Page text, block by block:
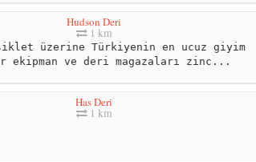
Hudson Deri
1 km
üzerine Türkiyenin en ucuz giyim
ekipman ve deri magazaları zinc...
Has Deri
1 km